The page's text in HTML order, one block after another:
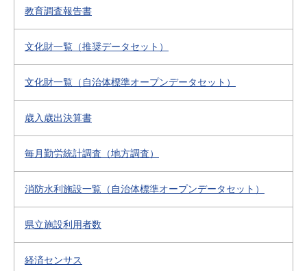
教育調査報告書
文化財一覧（推奨データセット）
文化財一覧（自治体標準オープンデータセット）
歳入歳出決算書
毎月勤労統計調査（地方調査）
消防水利施設一覧（自治体標準オープンデータセット）
県立施設利用者数
経済センサス